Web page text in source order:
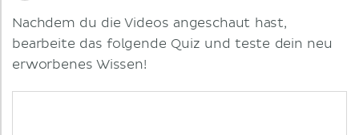
Nachdem du die Videos angeschaut hast,
bearbeite das folgende Quiz und teste dein neu
erworbenes Wissen!